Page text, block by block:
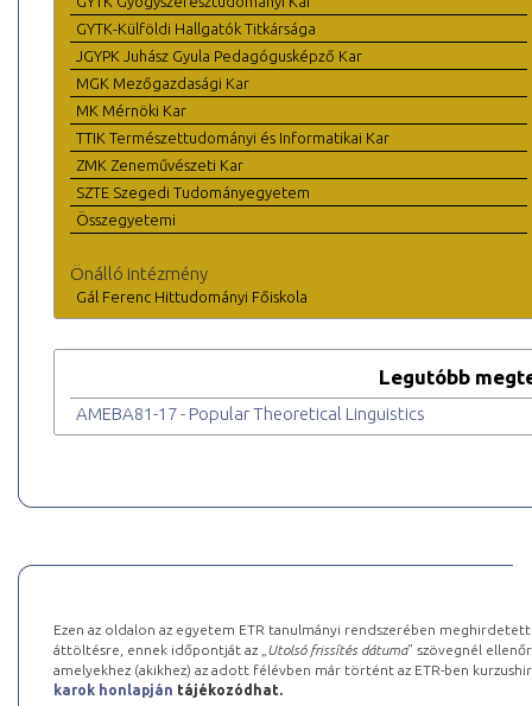
GYTK-Külföldi Hallgatók Titkársága
JGYPK Juhász Gyula Pedagógusképző Kar
MGK Mezőgazdasági Kar
MK Mérnöki Kar
TTIK Természettudományi és Informatikai Kar
ZMK Zeneművészeti Kar
SZTE Szegedi Tudományegyetem
Összegyetemi
Önálló intézmény
Gál Ferenc Hittudományi Főiskola
Legutóbb
AMEBA81-17 - Popular Theoretical Linguistics
Ezen az oldalon az egyetem ETR tanulmányi rendszerében
áttöltésre, ennek időpontját az „ Utolsó frissítés dátuma” szövegnél
amelyekhez (akikhez) az adott félévben már történt az ETR-ben
karok honlapján tájékozódhat.